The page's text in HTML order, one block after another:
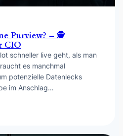
Purview? – 🕵️
CIO
schneller live geht, als man
es manchmal
potenzielle Datenlecks
im Anschlag…